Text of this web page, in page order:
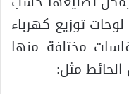
توزيع كهرباء
مختلفة منها
الحائط مثل: